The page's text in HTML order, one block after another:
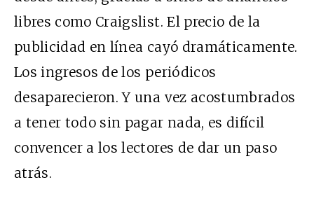
libres como Craigslist. El precio de la
publicidad en línea cayó dramáticamente.
Los ingresos de los periódicos
desaparecieron. Y una vez acostumbrados
a tener todo sin pagar nada, es difícil
convencer a los lectores de dar un paso
atrás.